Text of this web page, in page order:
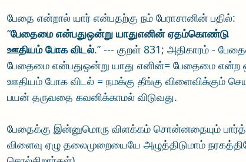
பேதை என்றால் யார் என்பதற்கு நம் பேராசானின் பதில்:
“பேதைமை என்பதுஒன்று யாதுஎனின் ஏதம்கொண்டு
ஊதியம் போக விடல்.” --- குறள் 831; அதிகாரம் -
பேதைமை என்பதுஒன்று யாது எனின்= பேதைமை
ஊதியம் போக விடல் = நமக்கு தீங்கு விளைவிக்கும்
பயன் தருவதை கவனிக்காமல் விடுவது.
பேதைக்கு இன்னுமொரு விளக்கம் சொன்னதையும்
விளைவு ஏழு தலைமுறையையே அழுத்திடுமாம்